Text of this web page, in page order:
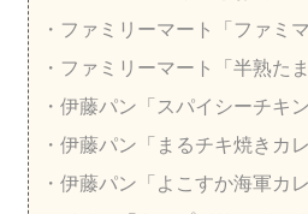
・ファミリーマート「ファミ
・ファミリーマート「半熟た
・伊藤パン「スパイシーチキ
・伊藤パン「まるチキ焼きカ
・伊藤パン「よこすか海軍カ